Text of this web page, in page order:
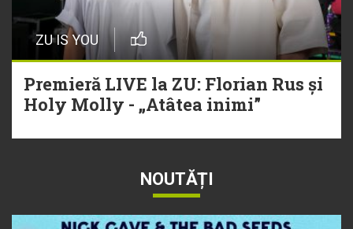
ZU IS YOU
Premieră LIVE la ZU: Florian Rus și
Holy Molly - „Atâtea inimi”
NOUTĂȚI